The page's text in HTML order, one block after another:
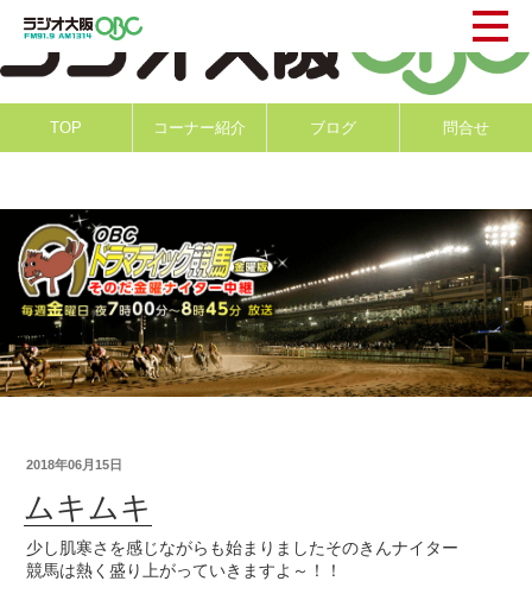
TOP コーナー紹介 ブログ 問合せ
2018年06月15日
ムキムキ
少し肌寒さを感じながらも始まりましたそのきんナイター
競馬は熱く盛り上がっていきますよ～！！